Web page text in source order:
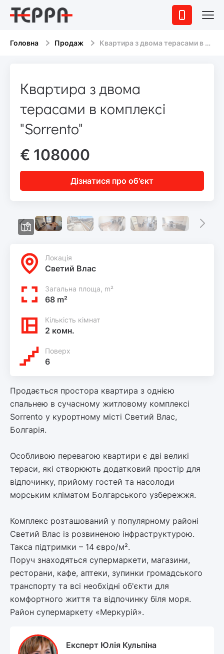
Головна Продаж Квартира з двома терасами в комплексі "Sorrento"
Квартира з двома
терасами в комплексі
"Sorrento"
€ 108000
Дізнатися про об'єкт
Локацiя
Светий Влас
Загальна площа, m²
68 m²
Кількість кімнат
2 комн.
Поверх
6
Продається простора квартира з однією
спальнею в сучасному житловому комплексі
Sorrento у курортному місті Светий Влас,
Болгарія.
Особливою перевагою квартири є дві великі
тераси, які створюють додатковий простір для
відпочинку, прийому гостей та насолоди
морським кліматом Болгарського узбережжя.
Комплекс розташований у популярному районі
Светий Влас із розвиненою інфраструктурою.
Такса підтримки – 14 євро/м².
Поруч знаходяться супермаркети, магазини,
ресторани, кафе, аптеки, зупинки громадського
транспорту та всі необхідні об'єкти для
комфортного життя та відпочинку біля моря.
Район супермаркету «Меркурій».
Експерт Юлія Кульпіна